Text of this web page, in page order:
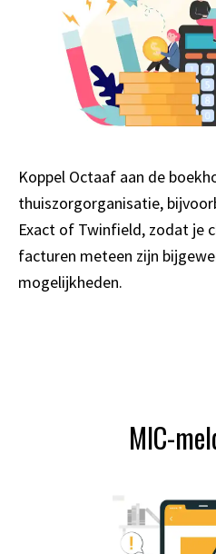
Koppel Octaaf aan de
thuiszorgorganisatie,
Exact of Twinfield, zodat je
facturen meteen zijn
mogelijkheden.
MIC-